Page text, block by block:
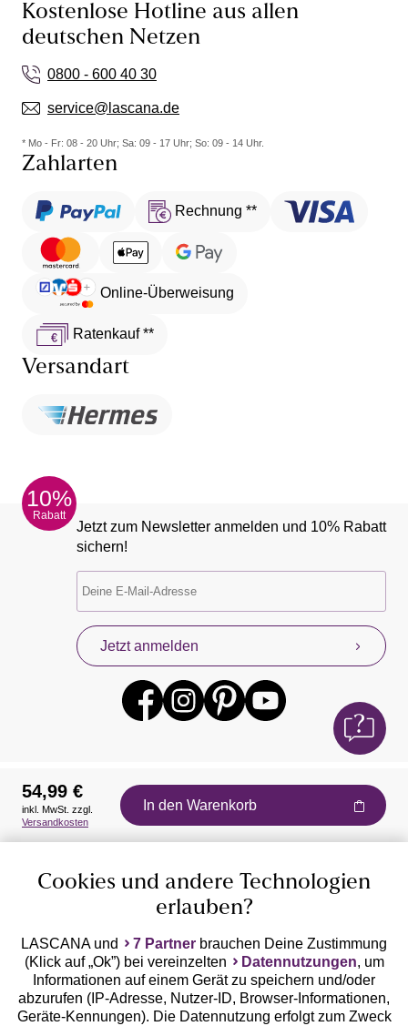
Kostenlose Hotline aus allen
deutschen Netzen
0800 - 600 40 30
service@lascana.de
* Mo - Fr: 08 - 20 Uhr; Sa: 09 - 17 Uhr; So: 09 - 14 Uhr.
Zahlarten
Rechnung **
Online-Überweisung
Ratenkauf **
Versandart
10%
Rabatt
Jetzt zum Newsletter anmelden und 10% Rabatt
sichern!
Jetzt anmelden
Auszeichnungen
Geprüfte Sicherheit
54,99 €
inkl. MwSt. zzgl.
Versandkosten
In den Warenkorb
Cookies und andere Technologien
erlauben?
LASCANA und 7 Partner brauchen Deine Zustimmung
(Klick auf „Ok”) bei vereinzelten
Datennutzungen, um
Informationen auf einem Gerät zu speichern und/oder
abzurufen (IP-Adresse, Nutzer-ID, Browser-Informationen,
Geräte-Kennungen). Die Datennutzung erfolgt zum Zweck